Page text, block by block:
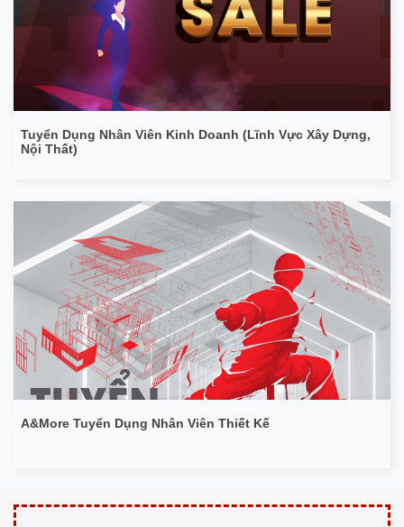
Tuyển Dụng Nhân Viên Kinh Doanh (Lĩnh Vực Xây Dựng,
Nội Thất)
A&More Tuyển Dụng Nhân Viên Thiết Kế